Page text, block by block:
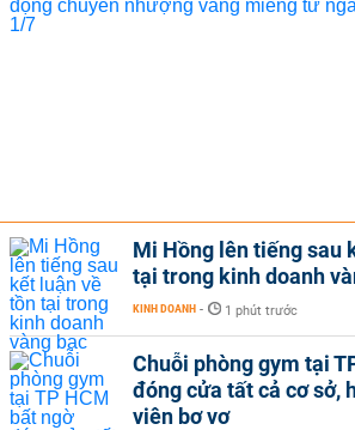
Mi Hồng lên tiếng sau
tại trong kinh doanh
KINH DOANH - 1 phút trước
Chuỗi phòng gym tại
đóng cửa tất cả cơ sở,
viên bơ vơ